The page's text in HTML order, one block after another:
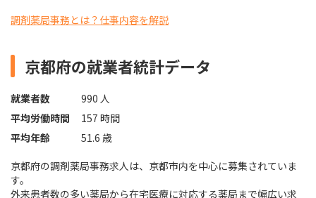
調剤薬局事務とは？仕事内容を解説
京都府の就業者統計データ
就業者数
990 人
平均労働時間
157 時間
平均年齢
51.6 歳
京都府の調剤薬局事務求人は、京都市内を中心に募集されていま
す。
外来患者数の多い薬局から在宅医療に対応する薬局まで幅広い求